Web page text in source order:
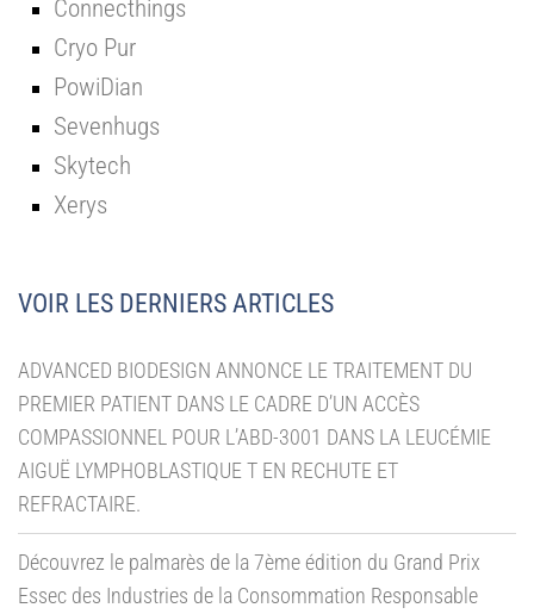
Connecthings
Cryo Pur
PowiDian
Sevenhugs
Skytech
Xerys
VOIR LES DERNIERS ARTICLES
ADVANCED BIODESIGN ANNONCE LE TRAITEMENT DU
PREMIER PATIENT DANS LE CADRE D’UN ACCÈS
COMPASSIONNEL POUR L’ABD-3001 DANS LA LEUCÉMIE
AIGUË LYMPHOBLASTIQUE T EN RECHUTE ET
REFRACTAIRE.
Découvrez le palmarès de la 7ème édition du Grand Prix
Essec des Industries de la Consommation Responsable